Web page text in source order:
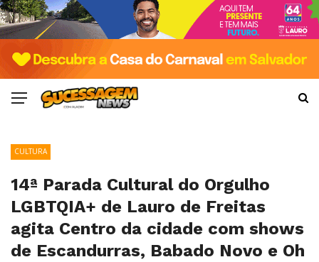
CULTURA
14ª Parada Cultural do Orgulho
LGBTQIA+ de Lauro de Freitas
agita Centro da cidade com shows
de Escandurras, Babado Novo e Oh